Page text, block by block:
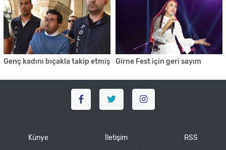
Genç kadını bıçakla takip etmiş Girne Fest için geri sayım
Künye İletişim RSS